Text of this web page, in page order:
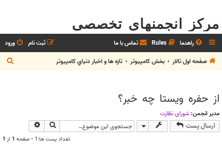
مرکز انجمنهای تخصصی
راهنما Rules تماس با ما ورود
ثبت نام
صفحه اول تالار
بخش كامپيوتر تازه ها و اخبار دنياي کامپيوتر
س
از حفره ويستا چه خبر؟
مدیر انجمن: شوراي نظارت
ارسال پست جستجو
تعداد پست ها:1 • صفحه 1 از 1